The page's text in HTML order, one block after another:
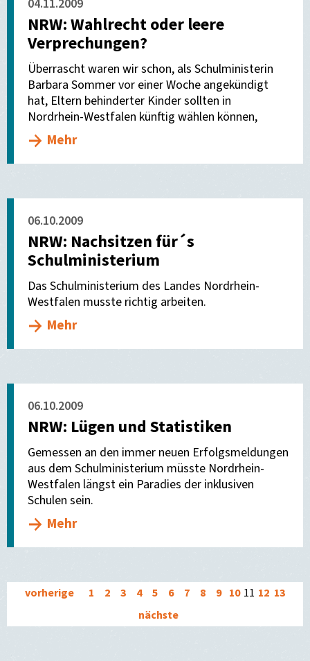
04.11.2009
NRW: Wahlrecht oder leere
Verprechungen?
Überrascht waren wir schon, als Schulministerin
Barbara Sommer vor einer Woche angekündigt
hat, Eltern behinderter Kinder sollten in
Nordrhein-Westfalen künftig wählen können,
Mehr
06.10.2009
NRW: Nachsitzen für´s
Schulministerium
Das Schulministerium des Landes Nordrhein-
Westfalen musste richtig arbeiten.
Mehr
06.10.2009
NRW: Lügen und Statistiken
Gemessen an den immer neuen Erfolgsmeldungen
aus dem Schulministerium müsste Nordrhein-
Westfalen längst ein Paradies der inklusiven
Schulen sein.
Mehr
vorherige 1 2 3 4 5 6 7 8 9 10 11 12 13
nächste